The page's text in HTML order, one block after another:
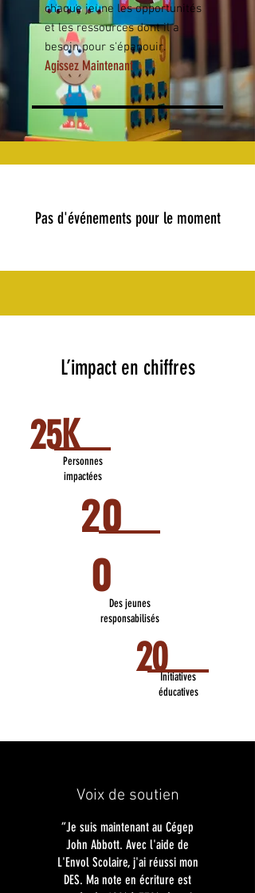
chaque jeune les opportunités
et les ressources dont il a
besoin pour s'épanouir.
Agissez Maintenant
Pas d'événements pour le moment
L’impact en chiffres
25K
Personnes
impactées
20
0
Des jeunes
responsabilisés
20Initiatives
éducatives
“Je suis maintenant au Cégep
John Abbott. Avec l'aide de
L'Envol Scolaire, j'ai réussi mon
DES. Ma note en écriture est
Voix de soutien